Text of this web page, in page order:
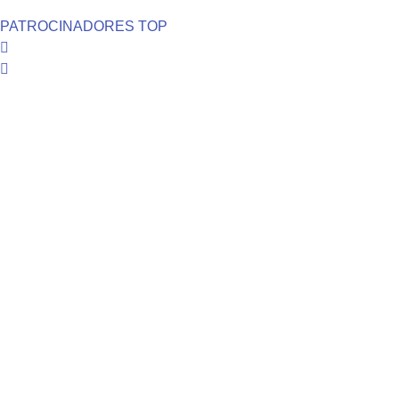
PATROCINADORES TOP